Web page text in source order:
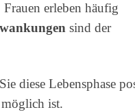
erleben häufig
sind der
diese Lebensphase
möglich ist.